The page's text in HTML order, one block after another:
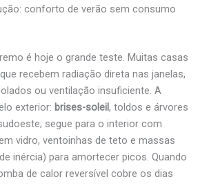
conforto de verão sem consumo
é hoje o grande teste. Muitas casas
recebem radiação direta nas janelas,
ou ventilação insuficiente. A
exterior: brises-soleil, toldos e árvores
segue para o interior com
vidro, ventoinhas de teto e massas
inércia) para amortecer picos. Quando
de calor reversível cobre os dias